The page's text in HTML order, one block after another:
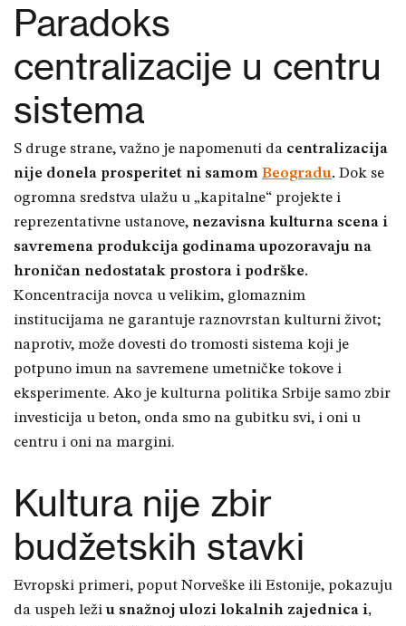
Paradoks
centralizacije u centru
sistema
S druge strane, važno je napomenuti da centralizacija
nije donela prosperitet ni samom Beogradu. Dok se
ogromna sredstva ulažu u „kapitalne“ projekte i
reprezentativne ustanove, nezavisna kulturna scena i
savremena produkcija godinama upozoravaju na
hroničan nedostatak prostora i podrške.
Koncentracija novca u velikim, glomaznim
institucijama ne garantuje raznovrstan kulturni život;
naprotiv, može dovesti do tromosti sistema koji je
potpuno imun na savremene umetničke tokove i
eksperimente. Ako je kulturna politika Srbije samo zbir
investicija u beton, onda smo na gubitku svi, i oni u
centru i oni na margini.
Kultura nije zbir
budžetskih stavki
Evropski primeri, poput Norveške ili Estonije, pokazuju
da uspeh ležiu snažnoj ulozi lokalnih zajednica i,